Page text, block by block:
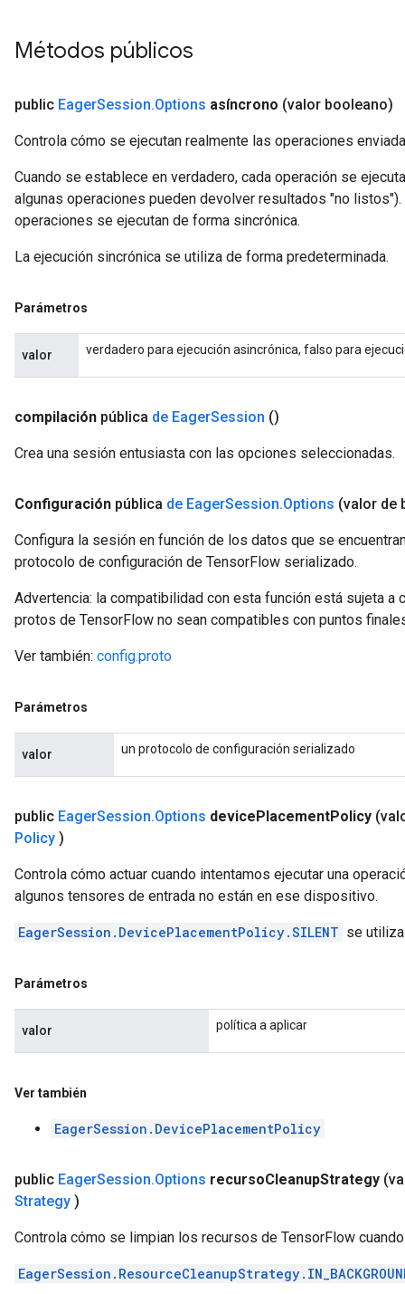
Métodos públicos
public EagerSession.Options asíncrono (valor booleano)
Controla cómo se ejecutan realmente las operaciones
Cuando se establece en verdadero, cada operación se
algunas operaciones pueden devolver resultados "no
operaciones se ejecutan de forma sincrónica.
La ejecución sincrónica se utiliza de forma predeterminada.
Parámetros
valor verdadero para ejecución asincrónica, falso para
compilación pública de EagerSession ()
Crea una sesión entusiasta con las opciones seleccionadas.
Configuración pública de EagerSession.Options (valor de
Configura la sesión en función de los datos que se
protocolo de configuración de TensorFlow serializado.
Advertencia: la compatibilidad con esta función está sujeta a
protos de TensorFlow no sean compatibles con puntos
Ver también: config.proto
Parámetros
valor un protocolo de configuración serializado
public EagerSession.Options devicePlacementPolicy
Policy )
Controla cómo actuar cuando intentamos ejecutar una
algunos tensores de entrada no están en ese dispositivo.
EagerSession.DevicePlacementPolicy.SILENT se
Parámetros
valor política a aplicar
Ver también
EagerSession.DevicePlacementPolicy
public EagerSession.Options recursoCleanupStrategy
Strategy )
Controla cómo se limpian los recursos de TensorFlow